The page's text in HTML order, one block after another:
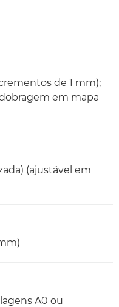
de 1 mm);
em mapa
(ajustável em
A0 ou